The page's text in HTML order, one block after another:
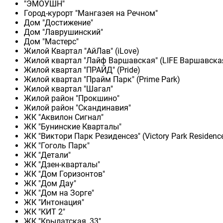
"ЭМОУШН"
Город-курорт "Мангазея на Речном"
Дом "Достижение"
Дом "Лаврушинский"
Дом "Мастерс"
Жилой Квартал "АйЛав" (iLove)
Жилой квартал "Лайф Варшавская" (LIFE
Жилой квартал "ПРАЙД" (Pride)
Жилой квартал "Прайм Парк" (Prime Park)
Жилой квартал "Шагал"
Жилой район "Прокшино"
Жилой район "Скандинавия"
ЖК "Аквилон Сигнал"
ЖК "Бунинские Кварталы"
ЖК "Виктори Парк Резиденсез" (Victory Park
ЖК "Гоголь Парк"
ЖК "Детали"
ЖК "Дзен-кварталы"
ЖК "Дом Горизонтов"
ЖК "Дом Дау"
ЖК "Дом на Зорге"
ЖК "Интонация"
ЖК "КИТ 2"